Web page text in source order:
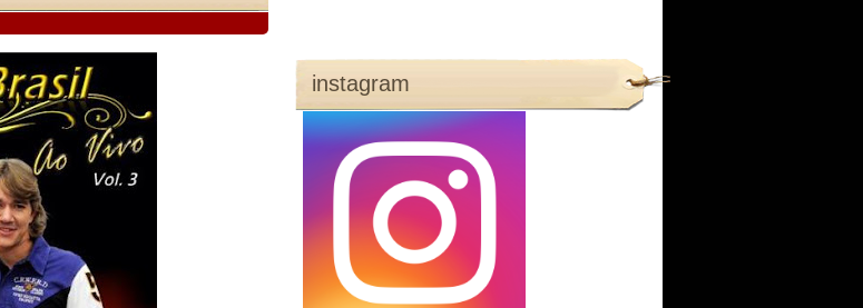
instagram